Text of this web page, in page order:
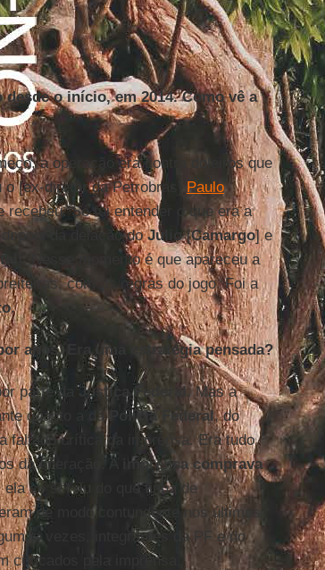
o início, em 2014. Como vê a
a operação era contra doleiros que
[ex-diretor da Petrobras] Paulo
recebeu. Só fui entender o que era a
da delação doJúlio[Camargo] e
]. Nesse momento é que apareceu a
com as regras do jogo. Foi a
.
anos. Era uma estratégia pensada?
parte daJustiça Federal. Mas a
quanto a daPolícia Federal, do
faltado crítica da imprensa. Era tudo
da operação. A
imprensa comprava
se serviu do que tinha de
de modo contundente nos últimos
vezes, integrantes da PF e do
criticados pela imprensa.